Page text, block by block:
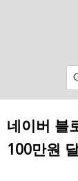
네이버 블
100만원